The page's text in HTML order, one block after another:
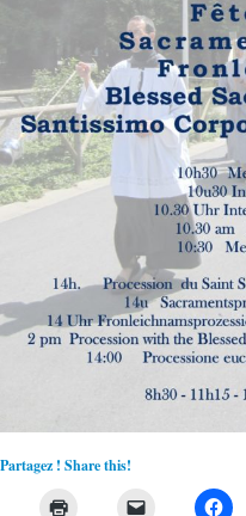
Partagez ! Share this!